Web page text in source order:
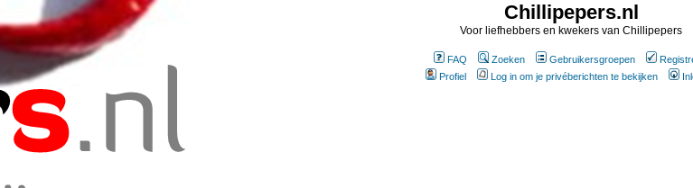
Chillipepers.nl
Voor liefhebbers en kwekers van Chillipepers
FAQ Zoeken Gebruikersgroepen
Profiel
Log in om je privéberichten te bekijken